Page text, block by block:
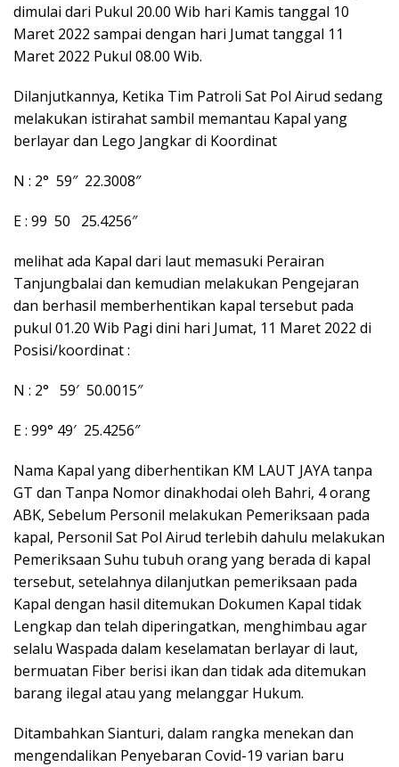
dimulai dari Pukul 20.00 Wib hari Kamis tanggal 10
Maret 2022 sampai dengan hari Jumat tanggal 11
Maret 2022 Pukul 08.00 Wib.
Dilanjutkannya, Ketika Tim Patroli Sat Pol Airud sedang
melakukan istirahat sambil memantau Kapal yang
berlayar dan Lego Jangkar di Koordinat
N : 2° 59″ 22.3008″
E : 99 50 25.4256″
melihat ada Kapal dari laut memasuki Perairan
Tanjungbalai dan kemudian melakukan Pengejaran
dan berhasil memberhentikan kapal tersebut pada
pukul 01.20 Wib Pagi dini hari Jumat, 11 Maret 2022 di
Posisi/koordinat :
N : 2° 59′ 50.0015″
E : 99° 49′ 25.4256″
Nama Kapal yang diberhentikan KM LAUT JAYA tanpa
GT dan Tanpa Nomor dinakhodai oleh Bahri, 4 orang
ABK, Sebelum Personil melakukan Pemeriksaan pada
kapal, Personil Sat Pol Airud terlebih dahulu melakukan
Pemeriksaan Suhu tubuh orang yang berada di kapal
tersebut, setelahnya dilanjutkan pemeriksaan pada
Kapal dengan hasil ditemukan Dokumen Kapal tidak
Lengkap dan telah diperingatkan, menghimbau agar
selalu Waspada dalam keselamatan berlayar di laut,
bermuatan Fiber berisi ikan dan tidak ada ditemukan
barang ilegal atau yang melanggar Hukum.
Ditambahkan Sianturi, dalam rangka menekan dan
mengendalikan Penyebaran Covid-19 varian baru